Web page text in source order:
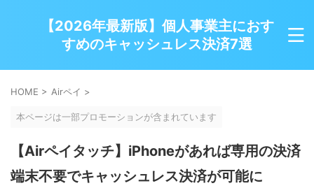
【2026年最新版】個人事業主におす
すめのキャッシュレス決済7選
HOME > Airペイ >
本ページは一部プロモーションが含まれています
【Airペイタッチ】iPhoneがあれば専用の決済
端末不要でキャッシュレス決済が可能に